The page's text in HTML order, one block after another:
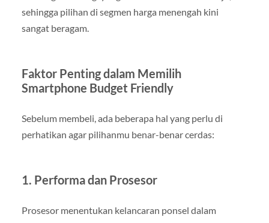
sehingga pilihan di segmen harga menengah kini
sangat beragam.
Faktor Penting dalam Memilih
Smartphone Budget Friendly
Sebelum membeli, ada beberapa hal yang perlu di
perhatikan agar pilihanmu benar-benar cerdas:
1. Performa dan Prosesor
Prosesor menentukan kelancaran ponsel dalam